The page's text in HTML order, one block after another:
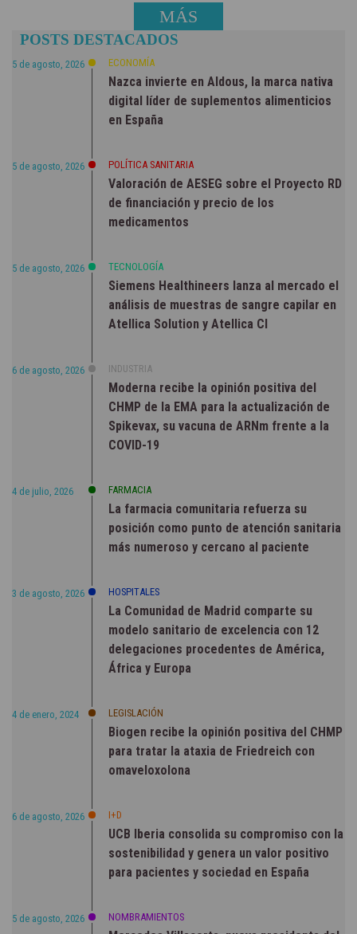
MÁS
NOTICIAS
POSTS DESTACADOS
5 de agosto, 2026 ECONOMÍA
Nazca invierte en Aldous, la marca nativa
digital líder de suplementos alimenticios
en España
5 de agosto, 2026 POLÍTICA SANITARIA
Valoración de AESEG sobre el Proyecto RD
de financiación y precio de los
medicamentos
5 de agosto, 2026 TECNOLOGÍA
Siemens Healthineers lanza al mercado el
análisis de muestras de sangre capilar en
Atellica Solution y Atellica CI
6 de agosto, 2026 INDUSTRIA
Moderna recibe la opinión positiva del
CHMP de la EMA para la actualización de
Spikevax, su vacuna de ARNm frente a la
COVID-19
4 de julio, 2026 FARMACIA
La farmacia comunitaria refuerza su
posición como punto de atención sanitaria
más numeroso y cercano al paciente
3 de agosto, 2026 HOSPITALES
La Comunidad de Madrid comparte su
modelo sanitario de excelencia con 12
delegaciones procedentes de América,
África y Europa
4 de enero, 2024 LEGISLACIÓN
Biogen recibe la opinión positiva del CHMP
para tratar la ataxia de Friedreich con
omaveloxolona
6 de agosto, 2026 I+D
UCB Iberia consolida su compromiso con la
sostenibilidad y genera un valor positivo
para pacientes y sociedad en España
5 de agosto, 2026 NOMBRAMIENTOS